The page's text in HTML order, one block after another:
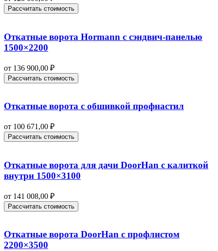
Рассчитать стоимость
Откатные ворота Hormann с сэндвич-панелью
1500×2200
от 136 900,00 ₽
Рассчитать стоимость
Откатные ворота с обшивкой профнастил
от 100 671,00 ₽
Рассчитать стоимость
Откатные ворота для дачи DoorHan с калиткой
внутри 1500×3100
от 141 008,00 ₽
Рассчитать стоимость
Откатные ворота DoorHan с профлистом
2200×3500